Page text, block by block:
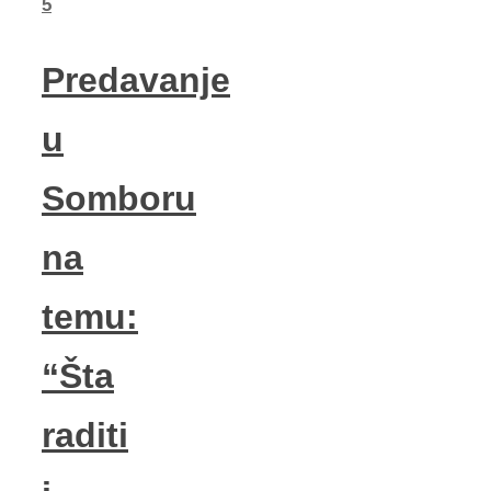
5
Predavanje
u
Somboru
na
temu:
“Šta
raditi